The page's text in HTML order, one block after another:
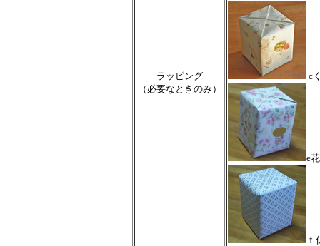
ラッピング
（必要なときのみ）
c
e
ｆ